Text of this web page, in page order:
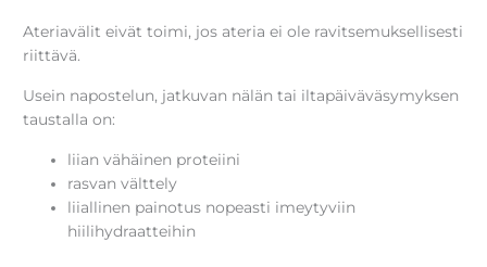
Ateriavälit eivät toimi, jos ateria ei ole ravitsemuksellisesti
riittävä.
Usein napostelun, jatkuvan nälän tai iltapäiväväsymyksen
taustalla on:
liian vähäinen proteiini
rasvan välttely
liiallinen painotus nopeasti imeytyviin
hiilihydraatteihin